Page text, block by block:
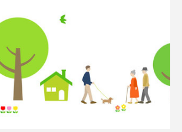
DHA EPA α-リポ酸
オメガ3・EPA